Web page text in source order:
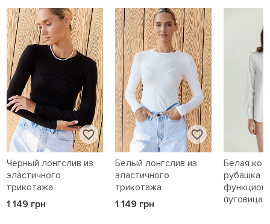
Черный лонгслив из
эластичного
трикотажа
1 149 грн
Белый лонгслив из
эластичного
трикотажа
1 149 грн
Белая
рубашка с